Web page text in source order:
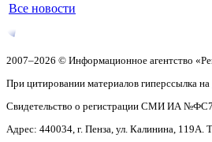
Все новости
2007–2026 © Информационное агентство
При цитировании материалов гиперссылка на
Свидетельство о регистрации СМИ ИА
Адрес: 440034, г. Пенза, ул. Калинина, 119А.